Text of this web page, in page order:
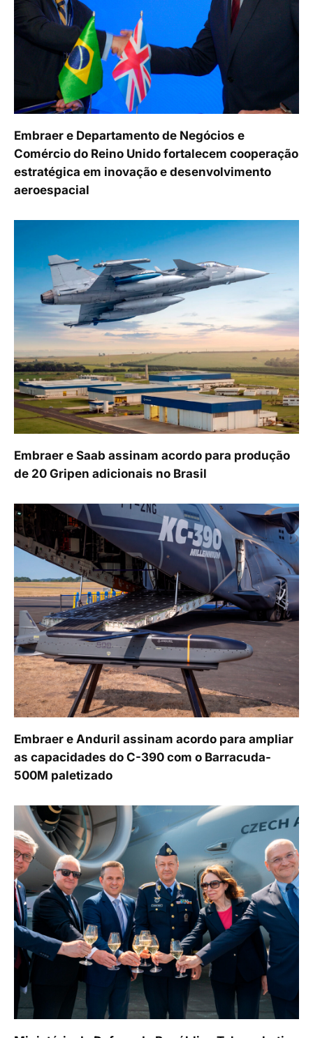
Embraer e Departamento de Negócios e
Comércio do Reino Unido fortalecem cooperação
estratégica em inovação e desenvolvimento
aeroespacial
Embraer e Saab assinam acordo para produção
de 20 Gripen adicionais no Brasil
Embraer e Anduril assinam acordo para ampliar
as capacidades do C-390 com o Barracuda-
500M paletizado